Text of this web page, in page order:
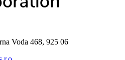
Voda 468, 925 06